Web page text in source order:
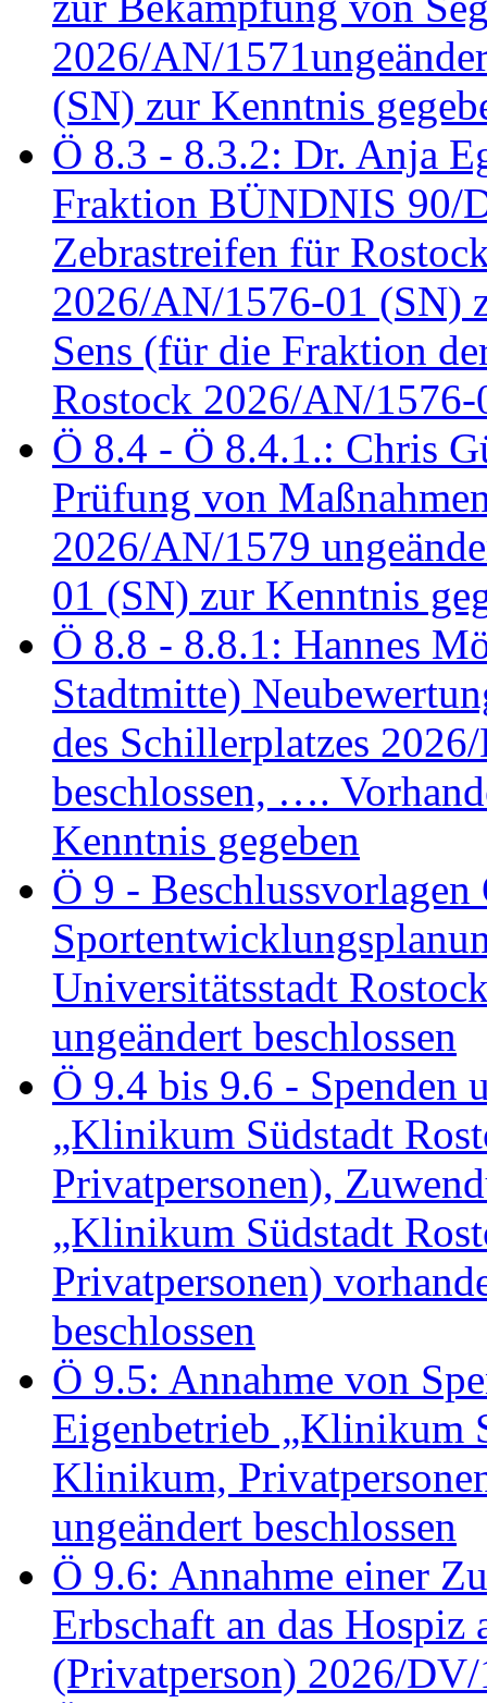
2026/AN/
(SN) zur Kenntnis
Ö 8.3 - 8.3.2: Dr. Anja
Fraktion BÜNDNIS 90/
Zebrastreifen für
2026/AN/1576-01 (SN)
Sens (für die Fraktion
Rostock 2026/AN/1576-
Ö 8.4 - Ö 8.4.1.: Chris
Prüfung von
2026/AN/1579
01 (SN) zur Kenntnis
Ö 8.8 - 8.8.1: Hannes
Stadtmitte)
des Schillerplatzes
beschlossen, ….
Kenntnis gegeben
Ö 9 - Beschlussvorlagen
Universitätsstadt
ungeändert beschlossen
Ö 9.4 bis 9.6 -
„Klinikum Südstadt
Privatpersonen),
„Klinikum Südstadt
Privatpersonen)
beschlossen
Ö 9.5: Annahme von
Eigenbetrieb „Klinikum
Klinikum,
ungeändert beschlossen
Ö 9.6: Annahme einer
Erbschaft an das
(Privatperson) 2026/DV/